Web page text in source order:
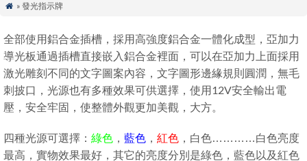
 » 發光指示牌
全部使用鋁合金插槽，採用高強度鋁合金一體化成型，亞加力
導光板通過插槽直接嵌入鋁合金裡面，可以在亞加力上面採用
激光雕刻不同的文字圖案內容，文字圖形邊緣規則圓潤，無毛
刺披口，光源也有多種效果可供選擇，使用12V安全輸出電
壓，安全牢固，使整體外觀更加美觀，大方。
四種光源可選擇： 綠色 ， 藍色 ， 紅色 ，白色…………白色亮度
最高，實物效果最好，其它的亮度分別是綠色，藍色以及紅色